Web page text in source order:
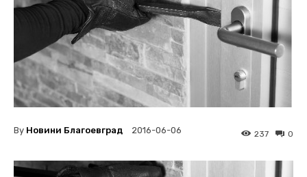
By Новини Благоевград 2016-06-06 0
237